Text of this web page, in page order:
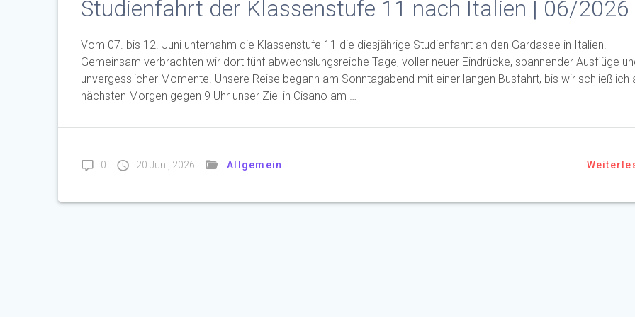
Studienfahrt der Klassenstufe 11 nach Italien | 06/2026
Vom 07. bis 12. Juni unternahm die Klassenstufe 11 die diesjährige Studienfahrt an den Gardasee in Italien.
Gemeinsam verbrachten wir dort fünf abwechslungsreiche Tage, voller neuer Eindrücke, spannender Ausflüge
unvergesslicher Momente. Unsere Reise begann am Sonntagabend mit einer langen Busfahrt, bis wir schließlich
nächsten Morgen gegen 9 Uhr unser Ziel in Cisano am …
0 20 Juni, 2026 Allgemein